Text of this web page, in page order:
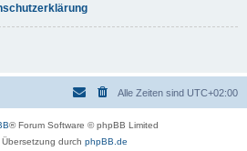
Alle Zeiten sind UTC+02:00
® Forum Software © phpBB Limited
durch phpBB.de